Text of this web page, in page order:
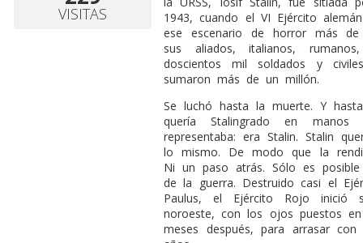
VISITAS
1943, cuando el VI Ejército
ese escenario de horror más
sus aliados, italianos,
doscientos mil soldados y
sumaron más de un millón.
Se luchó hasta la muerte. Y
quería Stalingrado en
representaba: era Stalin. Stalin
lo mismo. De modo que la
Ni un paso atrás. Sólo es
de la guerra. Destruido casi el
Paulus, el Ejército Rojo
noroeste, con los ojos puestos
meses después, para arrasar